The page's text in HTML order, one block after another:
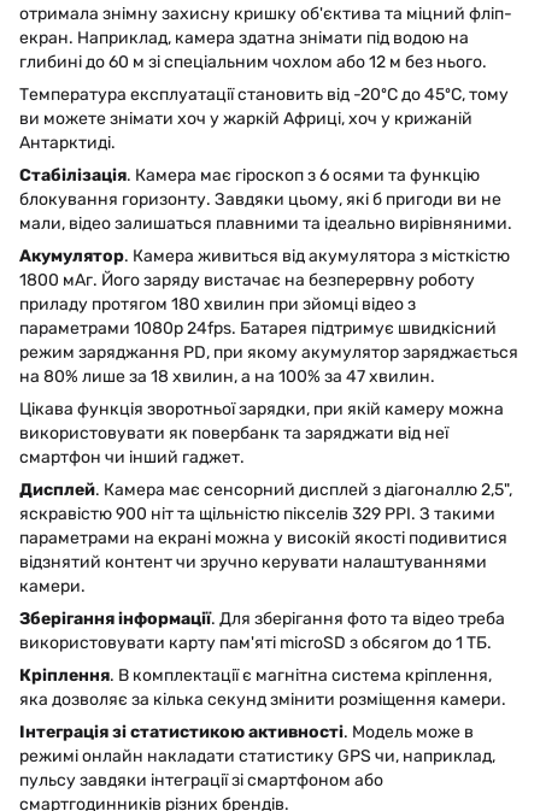
отримала знімну захисну кришку об'єктива та міцний фліп-
екран. Наприклад, камера здатна знімати під водою на
глибині до 60 м зі спеціальним чохлом або 12 м без нього.
Температура експлуатації становить від -20ºC до 45ºC, тому
ви можете знімати хоч у жаркій Африці, хоч у крижаній
Антарктиді.
Стабілізація. Камера має гіроскоп з 6 осями та функцію
блокування горизонту. Завдяки цьому, які б пригоди ви не
мали, відео залишаться плавними та ідеально вирівняними.
Акумулятор. Камера живиться від акумулятора з місткістю
1800 мАг. Його заряду вистачає на безперервну роботу
приладу протягом 180 хвилин при зйомці відео з
параметрами 1080p 24fps. Батарея підтримує швидкісний
режим заряджання PD, при якому акумулятор заряджається
на 80% лише за 18 хвилин, а на 100% за 47 хвилин.
Цікава функція зворотньої зарядки, при якій камеру можна
використовувати як повербанк та заряджати від неї
смартфон чи інший гаджет.
Дисплей. Камера має сенсорний дисплей з діагоналлю 2,5",
яскравістю 900 ніт та щільністю пікселів 329 PPI. З такими
параметрами на екрані можна у високій якості подивитися
відзнятий контент чи зручно керувати налаштуваннями
камери.
Зберігання інформації. Для зберігання фото та відео треба
використовувати карту пам'яті microSD з обсягом до 1 ТБ.
Кріплення. В комплектації є магнітна система кріплення,
яка дозволяє за кілька секунд змінити розміщення камери.
Інтеграція зі статистикою активності. Модель може в
режимі онлайн накладати статистику GPS чи, наприклад,
пульсу завдяки інтеграції зі смартфоном або
смартгодинників різних брендів.